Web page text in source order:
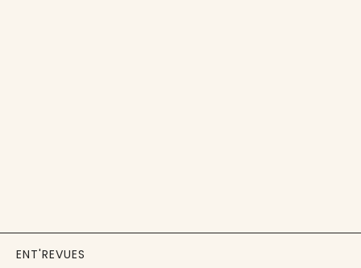
ENT'REVUES